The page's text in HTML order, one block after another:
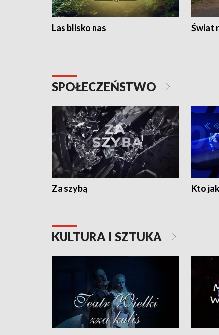
Las blisko nas Świat
SPOŁECZEŃSTWO
Za szybą Kto
KULTURA I SZTUKA